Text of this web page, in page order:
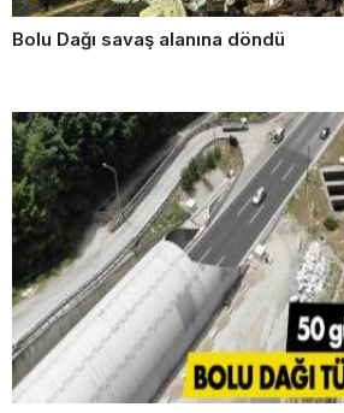
Bolu Dağı savaş alanına döndü